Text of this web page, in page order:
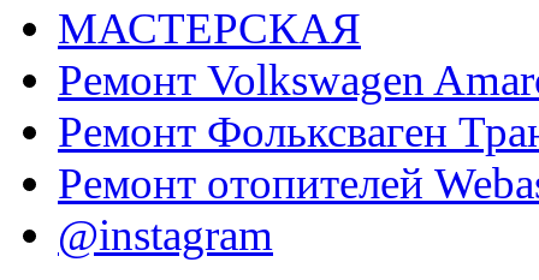
МАСТЕРСКАЯ
Ремонт Volkswagen
Ремонт Фольксваген
Ремонт отопителей
@instagram